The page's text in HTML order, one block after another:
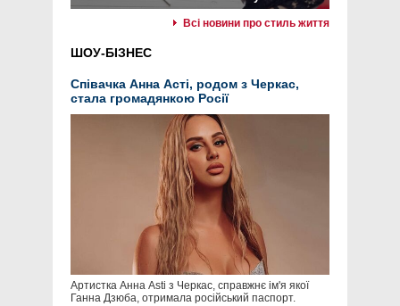
Всі новини про стиль життя
ШОУ-БІЗНЕС
Співачка Анна Асті, родом з Черкас,
стала громадянкою Росії
Артистка Анна Asti з Черкас, справжнє ім'я якої
Ганна Дзюба, отримала російський паспорт.